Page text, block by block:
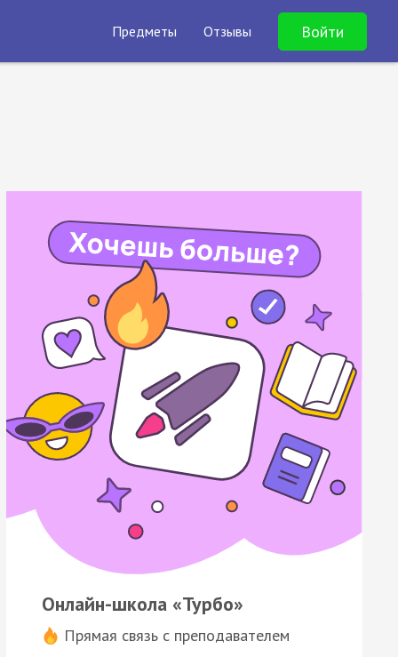
Предметы Отзывы Войти
Онлайн-школа «Турбо»
Прямая связь с преподавателем